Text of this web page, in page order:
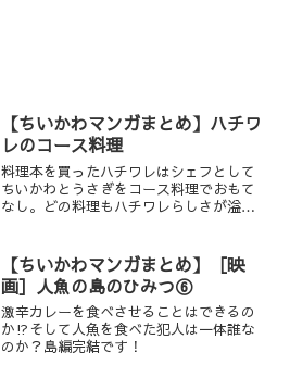
【ちいかわマンガまとめ】ハチワ
レのコース料理
料理本を買ったハチワレはシェフとして
ちいかわとうさぎをコース料理でおもて
なし。どの料理もハチワレらしさが溢れ
【ちいかわマンガまとめ】［映
画］人魚の島のひみつ⑥
激辛カレーを食べさせることはできるの
か⁉︎そして人魚を食べた犯人は一体誰な
のか？島編完結です！